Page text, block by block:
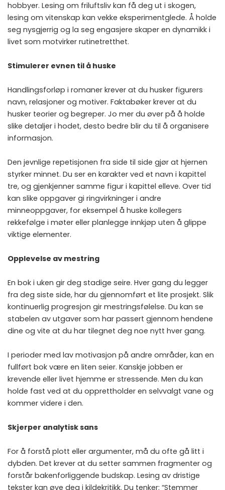
hobbyer. Lesing om friluftsliv kan få deg ut i skogen,
lesing om vitenskap kan vekke eksperimentglede. Å holde
seg nysgjerrig og la seg engasjere skaper en dynamikk i
livet som motvirker rutinetretthet.
Stimulerer evnen til å huske
Handlingsforløp i romaner krever at du husker figurers
navn, relasjoner og motiver. Faktabøker krever at du
husker teorier og begreper. Jo mer du øver på å holde
slike detaljer i hodet, desto bedre blir du til å organisere
informasjon.
Den jevnlige repetisjonen fra side til side gjør at hjernen
styrker minnet. Du ser en karakter ved et navn i kapittel
tre, og gjenkjenner samme figur i kapittel elleve. Over tid
kan slike oppgaver gi ringvirkninger i andre
minneoppgaver, for eksempel å huske kollegers
rekkefølge i møter eller planlegge innkjøp uten å glippe
viktige elementer.
Opplevelse av mestring
En bok i uken gir deg stadige seire. Hver gang du legger
fra deg siste side, har du gjennomført et lite prosjekt. Slik
kontinuerlig progresjon gir mestringsfølelse. Du kan se
stabelen av utgaver som har passert gjennom hendene
dine og vite at du har tilegnet deg noe nytt hver gang.
I perioder med lav motivasjon på andre områder, kan en
fullført bok være en liten seier. Kanskje jobben er
krevende eller livet hjemme er stressende. Men du kan
holde fast ved at du opprettholder en selvvalgt vane og
kommer videre i den.
Skjerper analytisk sans
For å forstå plott eller argumenter, må du ofte gå litt i
dybden. Det krever at du setter sammen fragmenter og
forstår bakenforliggende budskap. Lesing av dristige
tekster kan øve deg i kildekritikk. Du tenker: “Stemmer